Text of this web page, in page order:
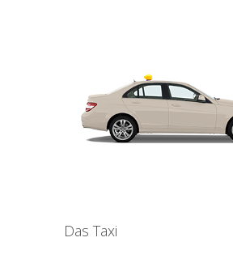
Das Taxi